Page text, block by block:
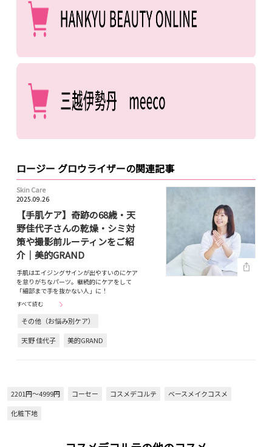
ロージー グロウライザーの関連記事
Skin Care
2025.09.26
【手肌ケア】奇跡の68歳・天
野佳代子さんの乾燥・シミ対
策や撮影前ルーティンをご紹
介｜美的GRAND
手肌はエイジングサインが出やすいのにケア
を怠りがちなパーツ。継続的にケアをして
「細部まで手を抜かない人」に！
すべて読む
その他（お悩み別ケア）
天野 佳代子
美的GRAND
2201円～4999円 コーセー コスメデコルテ
ベースメイクコスメ
化粧下地